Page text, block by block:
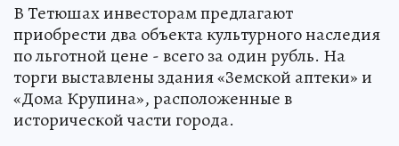
В Тетюшах инвесторам предлагают
приобрести два объекта культурного наследия
по льготной цене - всего за один рубль. На
торги выставлены здания «Земской аптеки» и
«Дома Крупина», расположенные в
исторической части города.